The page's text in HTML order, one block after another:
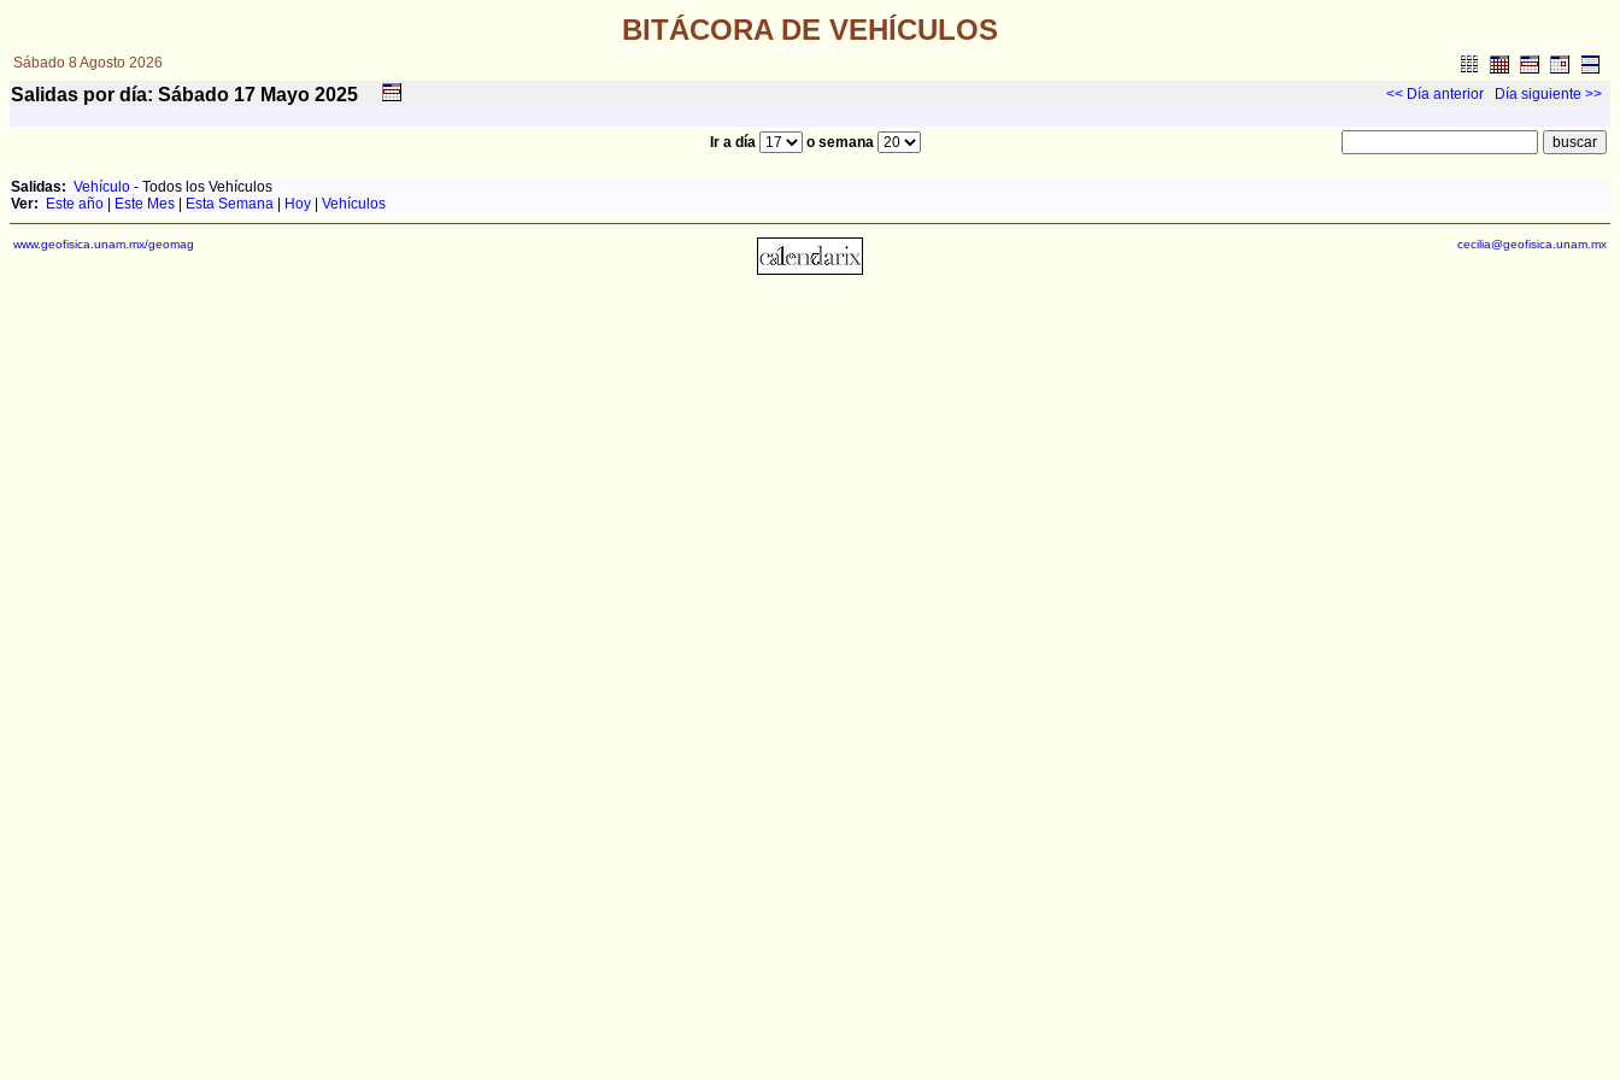
BITÁCORA DE VEHÍCULOS
Sábado 8 Agosto 2026
Salidas por día: Sábado 17 Mayo 2025 << Día anterior Día siguiente >>
Ir a día o semana
Salidas: Vehículo - Todos los Vehículos
Ver:
Este año Este Mes Esta Semana Hoy Vehículos
www.geofisica.unam.mx/geomag cecilia@geofisica.unam.mx